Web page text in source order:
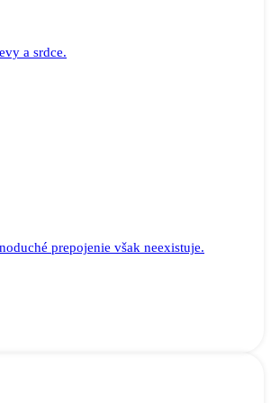
a srdce.
prepojenie však neexistuje.